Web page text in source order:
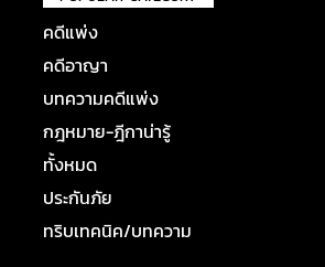
คดีแพ่ง
คดีอาญา
บทความคดีแพ่ง
กฎหมาย-ฎีกาน่ารู้
ทั้งหมด
ประกันภัย
ทริบเทคนิค/บทความ